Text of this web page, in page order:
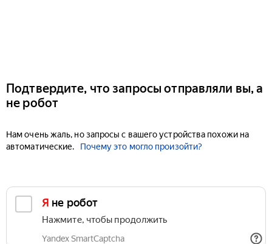
Подтвердите, что запросы отправляли вы, а
не робот
Нам очень жаль, но запросы с вашего устройства похожи на
автоматические.
Почему это могло произойти?
Я не робот
Нажмите, чтобы продолжить
Yandex SmartCaptcha